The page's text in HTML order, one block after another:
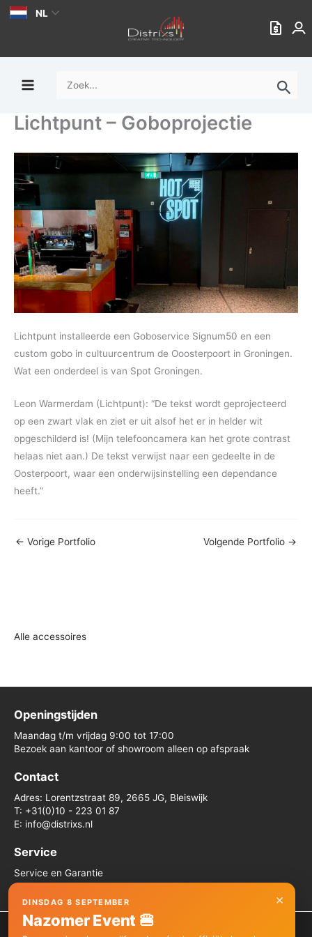
Ga
inhoud
NL
Zoek
Alle accessoires
Lichtpunt – Goboprojectie
Lichtpunt installeerde een Goboservice Signum50 en een
custom gobo in cultuurcentrum de Ooosterpoort in Groningen.
Wat een onderdeel is van Spot Groningen.
Leon Warmerdam (Lichtpunt): “De tekst wordt geprojecteerd
op een zwart vlak en ziet er uit alsof het er in helder wit
opgeschilderd is! (Mijn telefooncamera kan het grote contrast
helaas niet aan.) De tekst verwijst naar een gedeelte in de
Oosterpoort, waar een onderwijsinstelling een dependance
heeft.”
← Vorige Portfolio Volgende Portfolio →
Openingstijden
Maandag t/m vrijdag 9:00 tot 17:00
Bezoek aan kantoor of showroom alleen op afspraak
Contact
Adres: Lorentzstraat 89, 2665 JG, Bleiswijk
T: +31(0)10 - 223 01 87
E: info@distrixs.nl
Service
Service en Garantie
Algemene voorwaarden
We gebruiken cookies om je de beste ervaring op onze site te
×
DINSDAG 8 SEPTEMBER
Nazomer Event 🍔